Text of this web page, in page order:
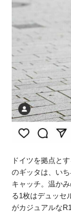
ドイツを拠点と
のギッタは、い
キャッチ。温か
る1枚はデュッセ
がカジュアルな